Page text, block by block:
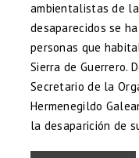
ambientalistas de
desaparecidos se
personas que
Sierra de Guerrero.
Secretario de la
Hermenegildo
la desaparición de